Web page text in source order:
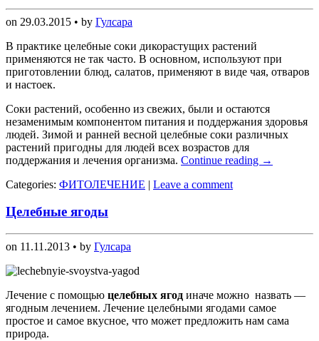
on 29.03.2015 • by Гулсара
В практике целебные соки дикорастущих растений
применяются не так часто. В основном, используют при
приготовлении блюд, салатов, применяют в виде чая, отваров
и настоек.
Соки растений, особенно из свежих, были и остаются
незаменимым компонентом питания и поддержания здоровья
людей. Зимой и ранней весной целебные соки различных
растений пригодны для людей всех возрастов для
поддержания и лечения организма. Continue reading →
Categories: ФИТОЛЕЧЕНИЕ | Leave a comment
Целебные ягоды
on 11.11.2013 • by Гулсара
Лечение с помощью целебных ягод иначе можно назвать —
ягодным лечением. Лечение целебными ягодами самое
простое и самое вкусное, что может предложить нам сама
природа.